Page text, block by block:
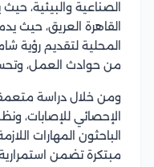
الصناعية والبيئية،
القاهرة العريق، حيث
المحلية لتقديم رؤية
من حوادث العمل،
ومن خلال دراسة
الإحصائي للإصابات،
الباحثون المهارات
مبتكرة تضمن